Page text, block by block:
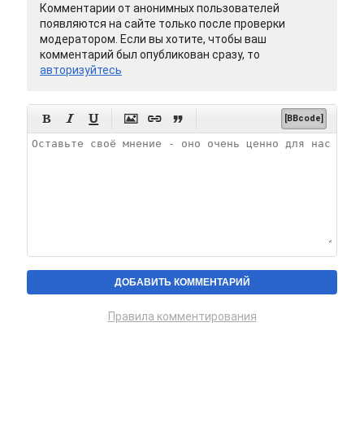
Комментарии от анонимных пользователей
появляются на сайте только после проверки
модератором. Если вы хотите, чтобы ваш
комментарий был опубликован сразу, то
авторизуйтесь
      [BBcode]
Правила комментирования